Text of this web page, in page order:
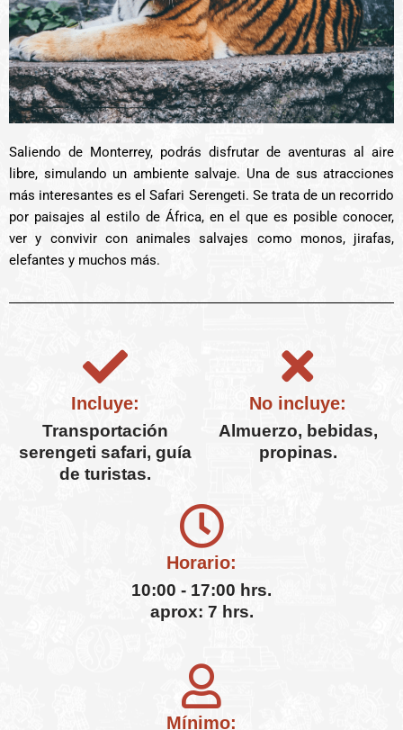
Saliendo de Monterrey, podrás disfrutar de aventuras al aire
libre, simulando un ambiente salvaje. Una de sus atracciones
más interesantes es el Safari Serengeti. Se trata de un recorrido
por paisajes al estilo de África, en el que es posible conocer,
ver y convivir con animales salvajes como monos, jirafas,
elefantes y muchos más.
Incluye:
Transportación
serengeti safari, guía
de turistas.
No incluye:
Almuerzo, bebidas,
propinas.
Horario:
10:00 - 17:00 hrs.
aprox: 7 hrs.
Mínimo: